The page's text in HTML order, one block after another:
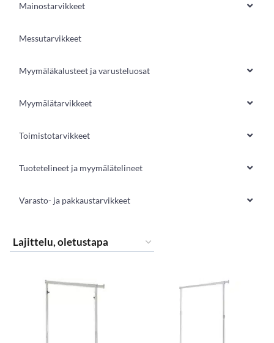
Mainostarvikkeet
Messutarvikkeet
Myymäläkalusteet ja varusteluosat
Myymälätarvikkeet
Toimistotarvikkeet
Tuotetelineet ja myymälätelineet
Varasto- ja pakkaustarvikkeet